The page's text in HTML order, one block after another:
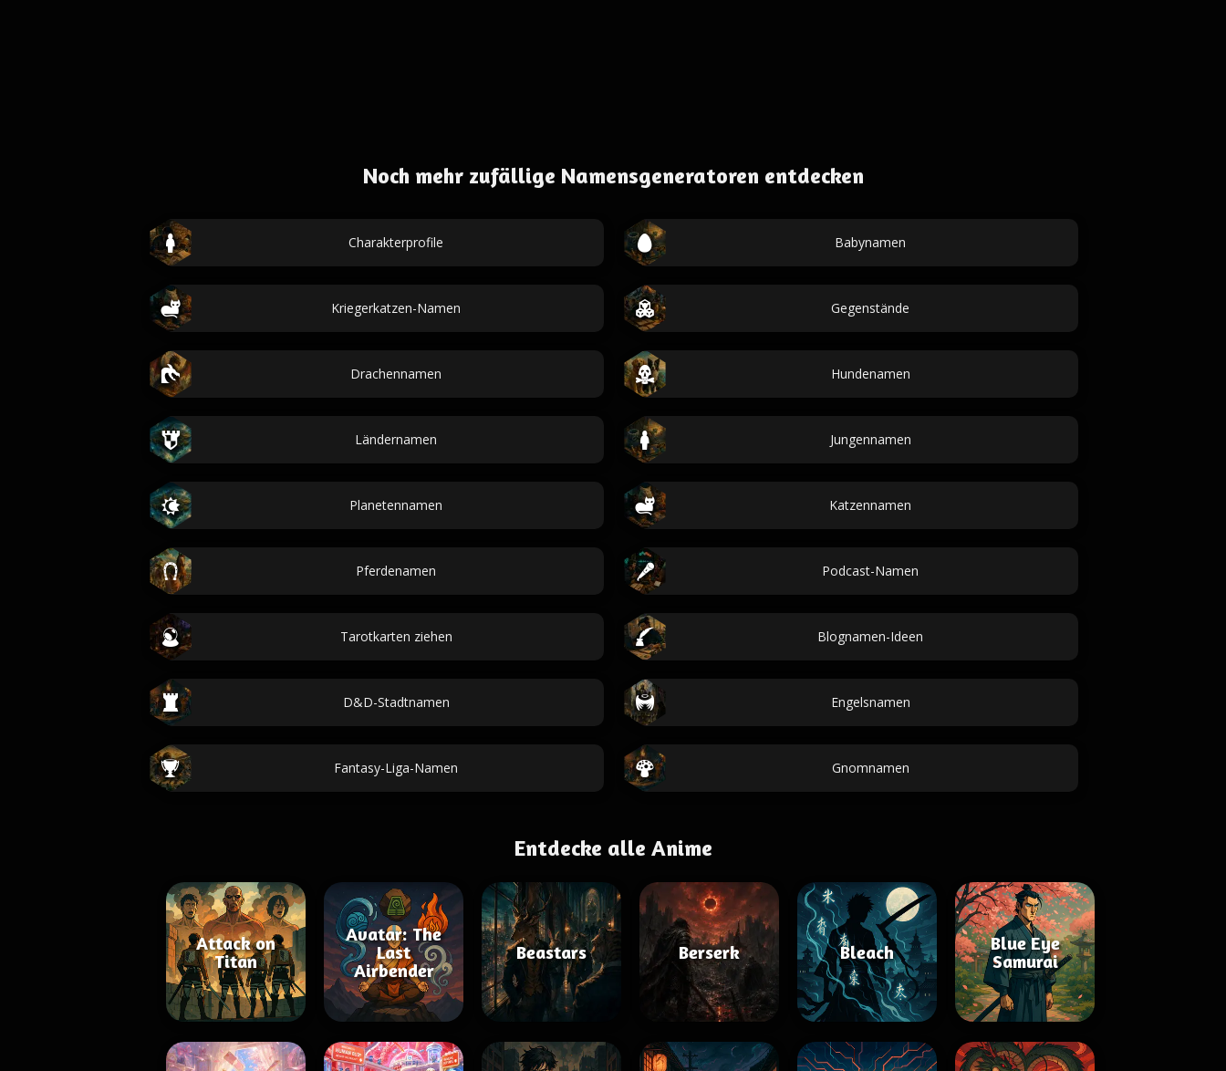
Noch mehr zufällige Namensgeneratoren entdecken
Charakterprofile Babynamen
Kriegerkatzen-Namen Gegenstände
Drachennamen Hundenamen
Ländernamen Jungennamen
Planetennamen Katzennamen
Pferdenamen Podcast-Namen
Tarotkarten ziehen Blognamen-Ideen
D&D-Stadtnamen Engelsnamen
Fantasy-Liga-Namen Gnomnamen
Entdecke alle Anime
Attack on
Titan
Avatar: The
Last
Airbender
Beastars Berserk Bleach
Blue Eye
Samurai